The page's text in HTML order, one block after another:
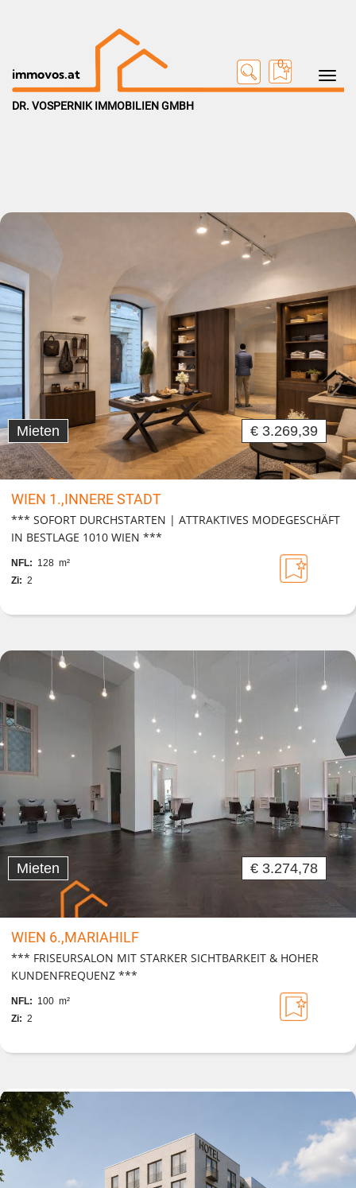
Toggle
immovos.at
0
DR. VOSPERNIK IMMOBILIEN GMBH
Mieten € 3.269,39
WIEN 1.,INNERE STADT
*** SOFORT DURCHSTARTEN | ATTRAKTIVES MODEGESCHÄFT
IN BESTLAGE 1010 WIEN ***
NFL: 128 m²
Zi: 2
Mieten € 3.274,78
WIEN 6.,MARIAHILF
*** FRISEURSALON MIT STARKER SICHTBARKEIT & HOHER
KUNDENFREQUENZ ***
NFL: 100 m²
Zi: 2